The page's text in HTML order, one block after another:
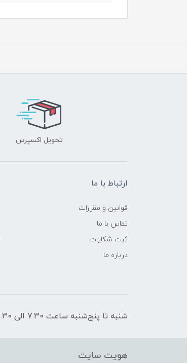
تحویل اکسپرس
ارتباط با ما
قوانین و مقررات
تماس با ما
ثبت شکایات
درباره ما
شنبه تا پنج‌شنبه ساعت 7.30 الی 13.30 و 16.30 الی 21 پاسخگوی شما هستیم
هویت سایت